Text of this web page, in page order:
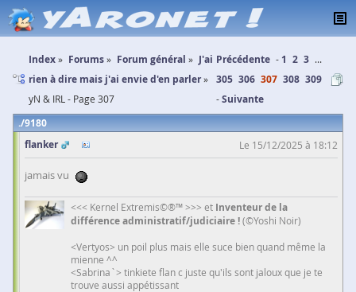
Index Forums Forum général
J'ai
rien à dire mais j'ai envie d'en parler
yN & IRL - Page 307
Précédente 1 2 3 ...
305 306 307 308 309
Suivante
9180
flanker
Le 15/12/2025 à 18:12
jamais vu
<<< Kernel Extremis©®™ >>> et Inventeur de la
différence administratif/judiciaire !(©Yoshi Noir)
<Vertyos> un poil plus mais elle suce bien quand même la
mienne ^^
<Sabrina`> tinkiete flan c juste qu'ils sont jaloux que je te
trouve aussi appétissant